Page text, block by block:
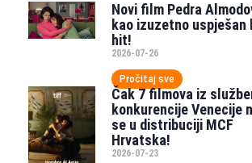
Novi film Pedra
kao izuzetno uspješan
hit!
2026-07-26
Pročitaj sve
Čak 7 filmova iz
konkurencije Venecije
se u distribuciji MCF
Hrvatska!
2026-07-23